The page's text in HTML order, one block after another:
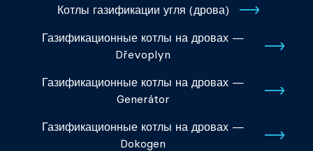
Котлы газификации угля (дрова)
Газификационные котлы на дровах —
Dřevoplyn
Газификационные котлы на дровах —
Generátor
Газификационные котлы на дровах —
Dokogen